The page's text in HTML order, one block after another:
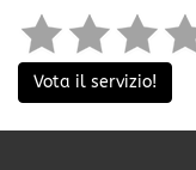
Vota il servizio!